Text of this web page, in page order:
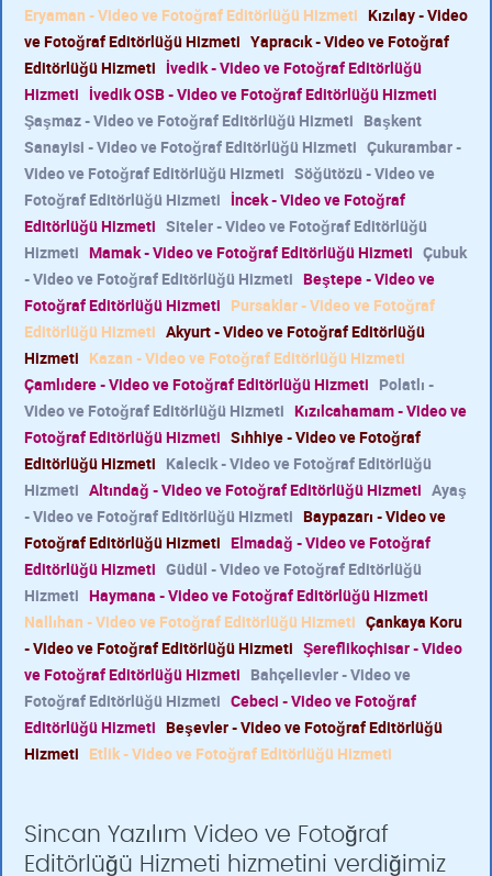
Eryaman - Video ve Fotoğraf Editörlüğü Hizmeti Kızılay - Video
ve Fotoğraf Editörlüğü Hizmeti Yapracık - Video ve Fotoğraf
Editörlüğü Hizmeti İvedik - Video ve Fotoğraf Editörlüğü
Hizmeti İvedik OSB - Video ve Fotoğraf Editörlüğü Hizmeti
Şaşmaz - Video ve Fotoğraf Editörlüğü Hizmeti Başkent
Sanayisi - Video ve Fotoğraf Editörlüğü Hizmeti Çukurambar -
Video ve Fotoğraf Editörlüğü Hizmeti Söğütözü - Video ve
Fotoğraf Editörlüğü Hizmeti İncek - Video ve Fotoğraf
Editörlüğü Hizmeti Siteler - Video ve Fotoğraf Editörlüğü
Hizmeti Mamak - Video ve Fotoğraf Editörlüğü Hizmeti Çubuk
- Video ve Fotoğraf Editörlüğü Hizmeti Beştepe - Video ve
Fotoğraf Editörlüğü Hizmeti Pursaklar - Video ve Fotoğraf
Editörlüğü Hizmeti Akyurt - Video ve Fotoğraf Editörlüğü
Hizmeti Kazan - Video ve Fotoğraf Editörlüğü Hizmeti
Çamlıdere - Video ve Fotoğraf Editörlüğü Hizmeti Polatlı -
Video ve Fotoğraf Editörlüğü Hizmeti Kızılcahamam - Video ve
Fotoğraf Editörlüğü Hizmeti Sıhhiye - Video ve Fotoğraf
Editörlüğü Hizmeti Kalecik - Video ve Fotoğraf Editörlüğü
Hizmeti Altındağ - Video ve Fotoğraf Editörlüğü Hizmeti Ayaş
- Video ve Fotoğraf Editörlüğü Hizmeti Baypazarı - Video ve
Fotoğraf Editörlüğü Hizmeti Elmadağ - Video ve Fotoğraf
Editörlüğü Hizmeti Güdül - Video ve Fotoğraf Editörlüğü
Hizmeti Haymana - Video ve Fotoğraf Editörlüğü Hizmeti
Nallıhan - Video ve Fotoğraf Editörlüğü Hizmeti Çankaya Koru
- Video ve Fotoğraf Editörlüğü Hizmeti Şereflikoçhisar - Video
ve Fotoğraf Editörlüğü Hizmeti Bahçelievler - Video ve
Fotoğraf Editörlüğü Hizmeti Cebeci - Video ve Fotoğraf
Editörlüğü Hizmeti Beşevler - Video ve Fotoğraf Editörlüğü
Hizmeti Etlik - Video ve Fotoğraf Editörlüğü Hizmeti
Sincan Yazılım Video ve Fotoğraf
Editörlüğü Hizmeti hizmetini verdiğimiz